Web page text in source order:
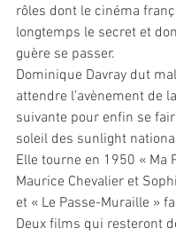
rôles dont le cinéma
longtemps le secret et
guère se passer.
Dominique Davray dut
attendre l’avènement de
suivante pour enfin se
soleil des sunlight
Elle tourne en 1950 « Ma
Maurice Chevalier et
et « Le Passe-Muraille »
Deux films qui resteront